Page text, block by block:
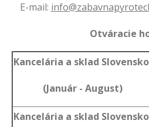
E-mail:
Otváracie
Kancelária a sklad
(Január - August)
Kancelária a sklad